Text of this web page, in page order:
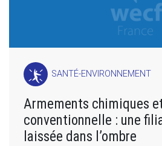
SANTÉ-ENVIRONNEMENT
Armements chimiques
conventionnelle : une
laissée dans l’ombre